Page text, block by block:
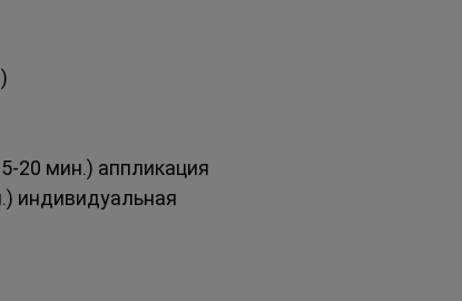
20 мин.) аппликация
индивидуальная